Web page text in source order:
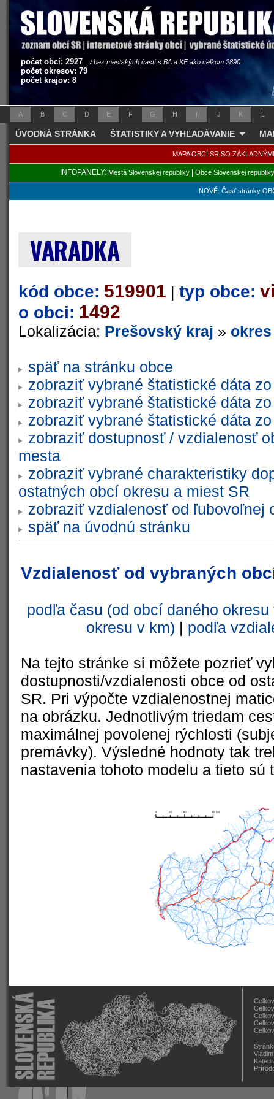
počet obcí: 2927 / bez mestských častí s BA a KE ako celkom 2890
počet okresov: 79
počet krajov: 8
A B C D E F G H I J K L
ÚVODNÁ STRÁNKA ŠTATISTIKY A VYHĽADÁVANIE
MAPA OBCÍ SR SO
INFOPANELY: Mestá Slovenskej republiky| Obce Slovenskej republiky
NOVÉ: Časť stránky
VARADKA
kód obce: 519901 | typ obce:
o obci: 1492
Lokalizácia: Prešovský kraj »
späť na stránku obce
zobraziť vybrané štatistické dáta
zobraziť vybrané štatistické dáta
zobraziť vybrané štatistické dáta
zobraziť dostupnosť / vzdialenosť
mesta
zobraziť vybrané charakteristiky
ostatných obcí okresu a miest SR
zobraziť vzdialenosť od ľubovoľnej
späť na úvodnú stránku
Vzdialenosť od vybraných
podľa času (od obcí daného okresu
okresu v km) | podľa
Na tejto stránke si môžete pozrieť
dostupnosti/vzdialenosti obce od
SR. Pri výpočte vzdialenostnej
na obrázku. Jednotlivým triedam
maximálnej povolenej rýchlosti
premávky). Výsledné hodnoty tak
nastavenia tohoto modelu a tieto